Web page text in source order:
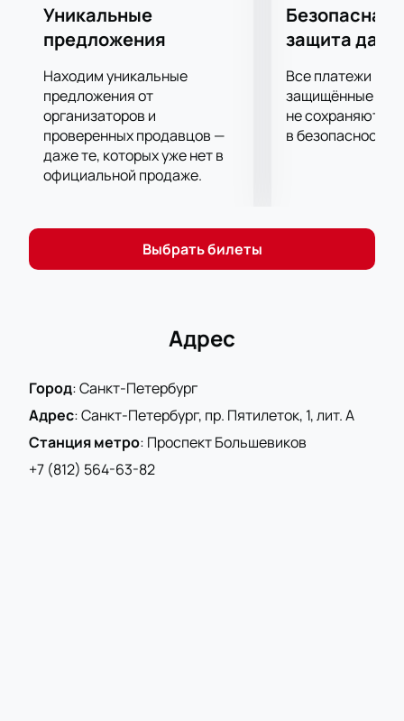
Уникальные
предложения
Находим уникальные
предложения от
организаторов и
проверенных продавцов —
даже те, которых уже нет в
официальной продаже.
Безопасная
защита
Все платежи
защищённые
не сохраняются
в безопасности.
Выбрать билеты
Адрес
Город:Санкт-Петербург
Адрес:Санкт-Петербург, пр. Пятилеток, 1, лит. А
Станция метро: Проспект Большевиков
+7 (812) 564-63-82